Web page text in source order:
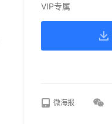
VIP专属
微海报